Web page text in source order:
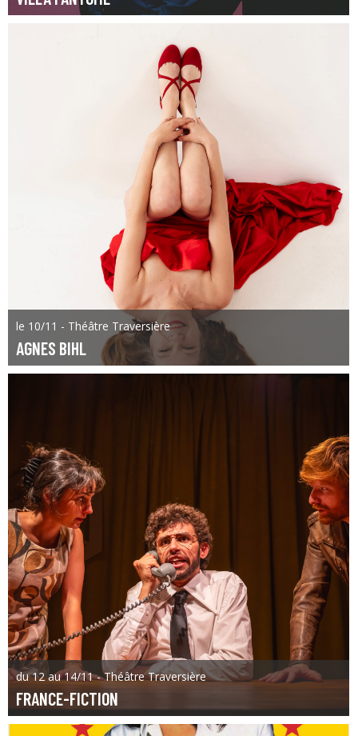
le 10/11 - Théâtre Traversière
AGNES BIHL
du 12 au 14/11 - Théâtre Traversière
FRANCE-FICTION